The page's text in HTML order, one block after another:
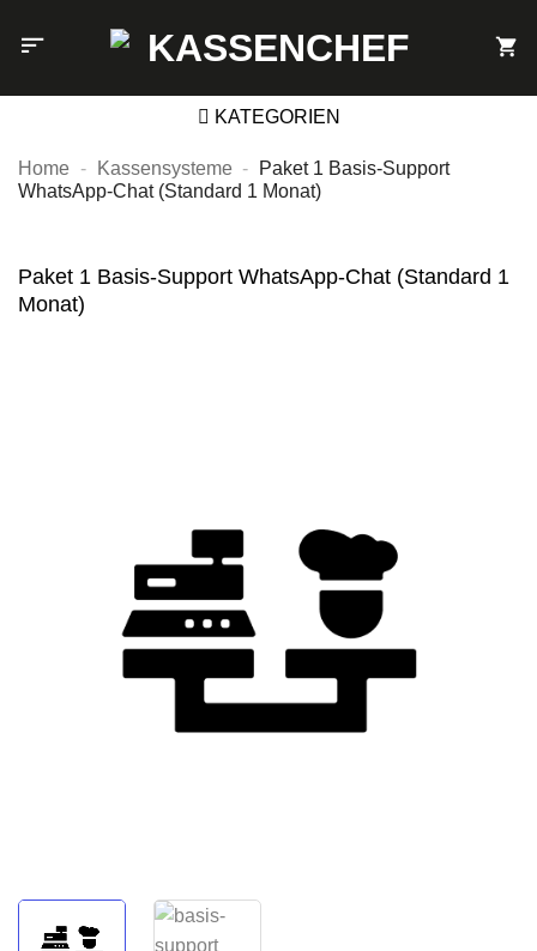
Inhalt
KATEGORIEN
Home - Kassensysteme -
Paket 1 Basis-Support
WhatsApp-Chat (Standard 1 Monat)
Paket 1 Basis-Support WhatsApp-Chat (Standard 1
Monat)